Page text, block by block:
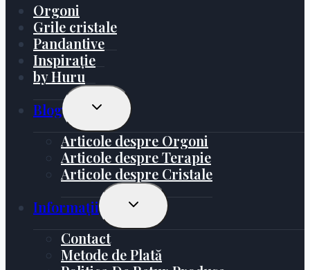
Orgoni
Grile cristale
Pandantive
Inspirație
by Huru
Blog
Toggle
Menu
Articole despre Orgoni
Articole despre Terapie
Articole despre Cristale
Informații
Toggle
Menu
Contact
Metode de Plată